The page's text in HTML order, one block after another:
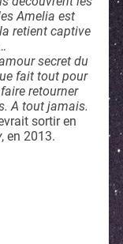
Amelia est
retient captive
secret du
fait tout pour
retourner
A tout jamais.
sortir en
, en 2013.